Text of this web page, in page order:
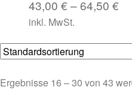
43,00€– 64,50€
inkl. MwSt.
Ergebnisse 16 – 30 von 43